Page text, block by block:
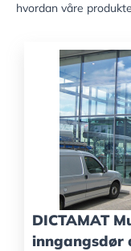
hvordan våre
DICTAMAT
inngangsdør